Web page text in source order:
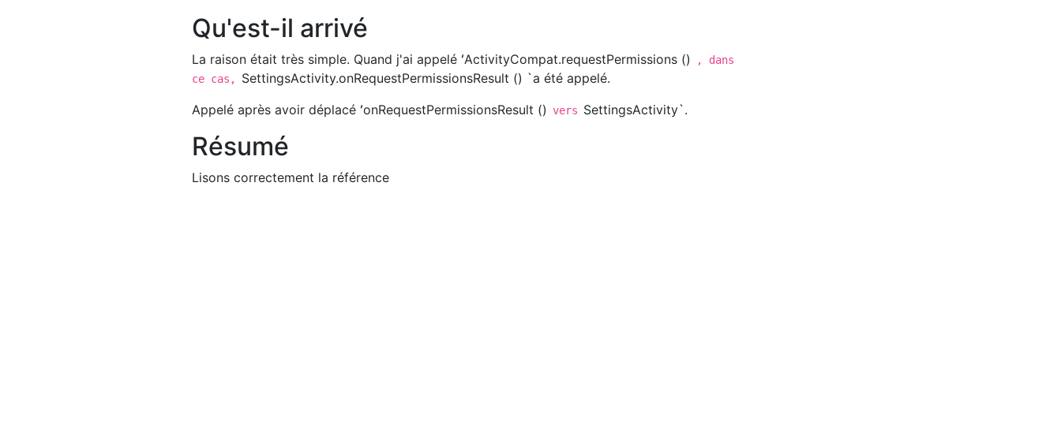
Qu'est-il arrivé
La raison était très simple. Quand j'ai appelé ʻActivityCompat.requestPermissions ()
, dans
ce cas,
SettingsActivity.onRequestPermissionsResult () `a été appelé.
Appelé après avoir déplacé ʻonRequestPermissionsResult () vers SettingsActivity`.
Résumé
Lisons correctement la référence